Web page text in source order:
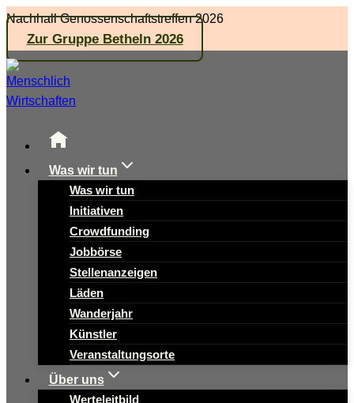
Zum
Inhalt
springen
Nachhall Genossenschaftstreffen 2026
Zur Gruppe Betheln 2026
Was wir tun
Was wir tun
Initiativen
Crowdfunding
Jobbörse
Stellenanzeigen
Läden
Wanderjahr
Künstler
Veranstaltungsorte
Über uns
Werteleitbild